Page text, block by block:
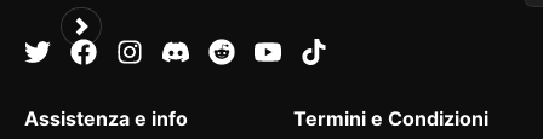
Assistenza e info
Termini e Condizioni